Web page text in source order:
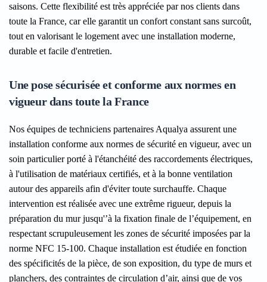
saisons. Cette flexibilité est très appréciée par nos clients dans
toute la France, car elle garantit un confort constant sans surcoût,
tout en valorisant le logement avec une installation moderne,
durable et facile d'entretien.
Une pose sécurisée et conforme aux normes en
vigueur dans toute la France
Nos équipes de techniciens partenaires Aqualya assurent une
installation conforme aux normes de sécurité en vigueur, avec un
soin particulier porté à l'étanchéité des raccordements électriques,
à l'utilisation de matériaux certifiés, et à la bonne ventilation
autour des appareils afin d'éviter toute surchauffe. Chaque
intervention est réalisée avec une extrême rigueur, depuis la
préparation du mur jusqu'’à la fixation finale de l’équipement, en
respectant scrupuleusement les zones de sécurité imposées par la
norme NFC 15-100. Chaque installation est étudiée en fonction
des spécificités de la pièce, de son exposition, du type de murs et
planchers, des contraintes de circulation d’air, ainsi que de vos